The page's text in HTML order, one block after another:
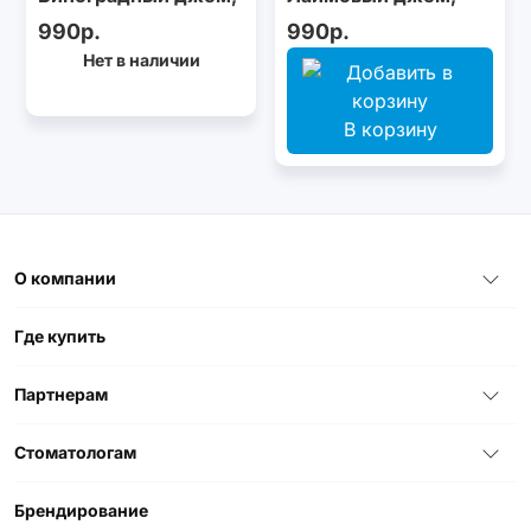
100 г
990р.
Нет в наличии
100 г
990р.
В корзину
О компании
Где купить
Партнерам
Стоматологам
Брендирование